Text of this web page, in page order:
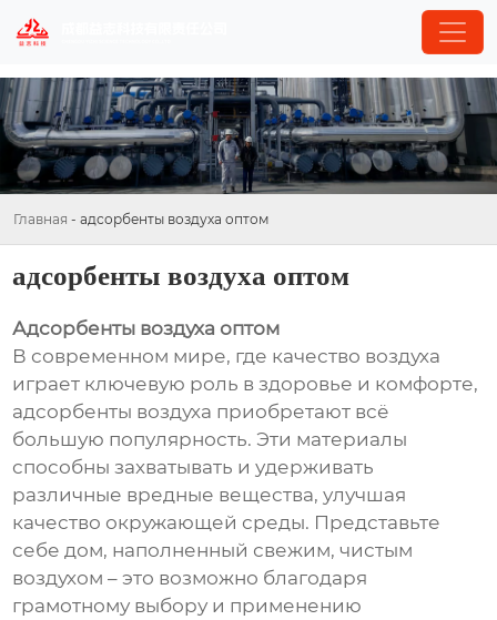
Главная - адсорбенты воздуха оптом
адсорбенты воздуха оптом
Адсорбенты воздуха оптом
В современном мире, где качество воздуха
играет ключевую роль в здоровье и комфорте,
адсорбенты воздуха приобретают всё
большую популярность. Эти материалы
способны захватывать и удерживать
различные вредные вещества, улучшая
качество окружающей среды. Представьте
себе дом, наполненный свежим, чистым
воздухом – это возможно благодаря
грамотному выбору и применению